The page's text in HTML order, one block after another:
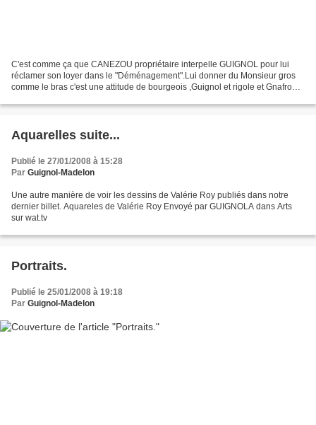
C'est comme ça que CANEZOU propriétaire interpelle GUIGNOL pour lui
réclamer son loyer dans le "Déménagement".Lui donner du Monsieur gros
comme le bras c'est une attitude de bourgeois ,Guignol et rigole et Gnafron
Aquarelles suite...
Publié le 27/01/2008 à 15:28
Par Guignol-Madelon
Une autre manière de voir les dessins de Valérie Roy publiés dans notre
dernier billet. Aquareles de Valérie Roy Envoyé par GUIGNOLA dans Arts
sur wat.tv
Portraits.
Publié le 25/01/2008 à 19:18
Par Guignol-Madelon